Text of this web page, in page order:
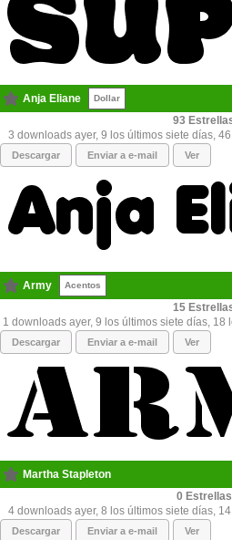
Anja Eliane Dollar
93
3 downloads ayer, 9 los últimos siete días,
Descargar Enviar a e-mail Ver
Army Acentos
15
1 downloads ayer, 9 los últimos siete días, 18
Descargar Enviar a e-mail Ver
Martha Stapleton
0
4 downloads ayer, 8 los últimos siete días,
Descargar Enviar a e-mail Ver